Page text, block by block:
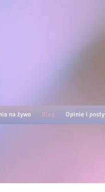
na żywo Blog Opinie i posty